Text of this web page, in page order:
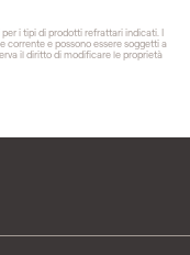
i tipi di prodotti refrattari indicati. I
corrente e possono essere soggetti a
il diritto di modificare le proprietà